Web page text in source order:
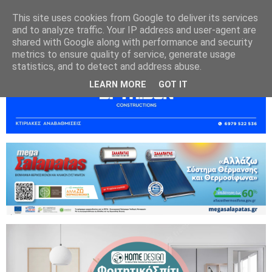
This site uses cookies from Google to deliver its services
and to analyze traffic. Your IP address and user-agent are
shared with Google along with performance and security
metrics to ensure quality of service, generate usage
statistics, and to detect and address abuse.
LEARN MORE GOT IT